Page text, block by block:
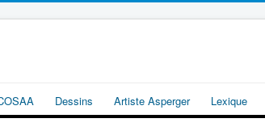
Dessins Artiste Asperger Lexique